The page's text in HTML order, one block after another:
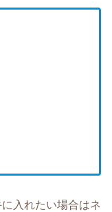
入れたい場合はネ